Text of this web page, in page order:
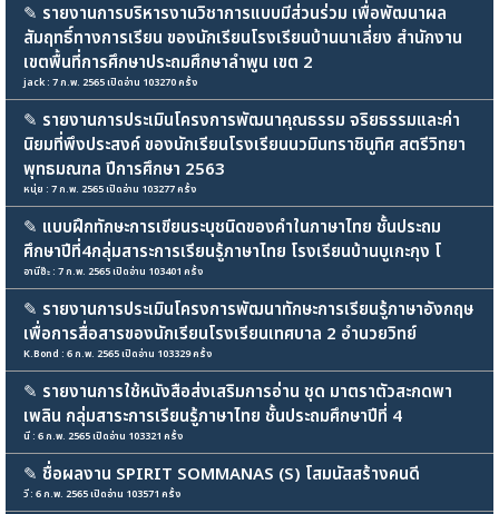
✎ รายงานการบริหารงานวิชาการแบบมีส่วนร่วม เพื่อพัฒนาผล
สัมฤทธิ์ทางการเรียน ของนักเรียนโรงเรียนบ้านนาเลี่ยง สำนักงาน
เขตพื้นที่การศึกษาประถมศึกษาลำพูน เขต 2
jack : 7 ก.พ. 2565 เปิดอ่าน 103270 ครั้ง
✎ รายงานการประเมินโครงการพัฒนาคุณธรรม จริยธรรมและค่า
นิยมที่พึงประสงค์ ของนักเรียนโรงเรียนนวมินทราชินูทิศ สตรีวิทยา
พุทธมณฑล ปีการศึกษา 2563
หนุ่ย : 7 ก.พ. 2565 เปิดอ่าน 103277 ครั้ง
✎ แบบฝึกทักษะการเขียนระบุชนิดของคำในภาษาไทย ชั้นประถม
ศึกษาปีที่4กลุ่มสาระการเรียนรู้ภาษาไทย โรงเรียนบ้านบูเกะกุง โ
อานีซ๊ะ : 7 ก.พ. 2565 เปิดอ่าน 103401 ครั้ง
✎ รายงานการประเมินโครงการพัฒนาทักษะการเรียนรู้ภาษาอังกฤษ
เพื่อการสื่อสารของนักเรียนโรงเรียนเทศบาล 2 อำนวยวิทย์
K.Bond : 6 ก.พ. 2565 เปิดอ่าน 103329 ครั้ง
✎ รายงานการใช้หนังสือส่งเสริมการอ่าน ชุด มาตราตัวสะกดพา
เพลิน กลุ่มสาระการเรียนรู้ภาษาไทย ชั้นประถมศึกษาปีที่ 4
นี : 6 ก.พ. 2565 เปิดอ่าน 103321 ครั้ง
✎ ชื่อผลงาน SPIRIT SOMMANAS (S) โสมนัสสร้างคนดี
วี : 6 ก.พ. 2565 เปิดอ่าน 103571 ครั้ง